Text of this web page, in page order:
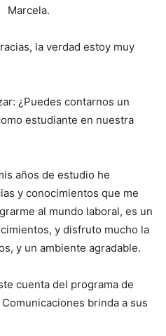
Marcela.
la verdad estoy muy
¿Puedes contarnos un
estudiante en nuestra
años de estudio he
y conocimientos que me
al mundo laboral, es un
y disfruto mucho la
y un ambiente agradable.
cuenta del programa de
brinda a sus